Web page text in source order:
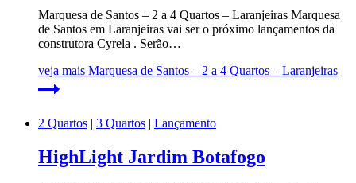
Marquesa de Santos – 2 a 4 Quartos – Laranjeiras Marquesa
de Santos em Laranjeiras vai ser o próximo lançamentos da
construtora Cyrela . Serão…
veja mais Marquesa de Santos – 2 a 4 Quartos – Laranjeiras
2 Quartos | 3 Quartos | Lançamento
HighLight Jardim Botafogo